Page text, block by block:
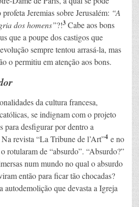
Jeremias sobre Jerusalém: “A
dos homens”?!3 Cabe aos bons
que a poupe dos castigos que
sempre tentou arrasá-la, mas
o permitiu em atenção aos bons.
da cultura francesa,
se indignam com o projeto
para desfigurar por dentro a
revista “La Tribune de l’Art”4 e no
rotularam de “absurdo”. “Absurdo?”
num mundo no qual o absurdo
então para ficar tão chocadas?
autodemolição que devasta a Igreja